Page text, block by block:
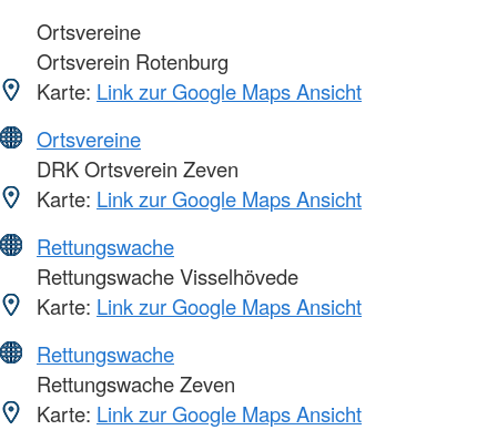
Ortsvereine
Ortsverein Rotenburg
Karte: Link zur Google Maps Ansicht
Ortsvereine
DRK Ortsverein Zeven
Karte: Link zur Google Maps Ansicht
Rettungswache
Rettungswache Visselhövede
Karte: Link zur Google Maps Ansicht
Rettungswache
Rettungswache Zeven
Karte: Link zur Google Maps Ansicht